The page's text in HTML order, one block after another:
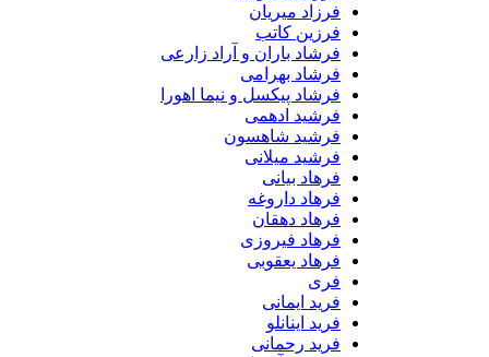
فرزاد میریان
فرزین کاتب
فرشاد باران و آراد زارعی
فرشاد بهرامی
فرشاد پیکسل و نیما اهورا
فرشید ادهمی
فرشید شاهسون
فرشید میلانی
فرهاد بیانی
فرهاد داروغه
فرهاد دهقان
فرهاد فیروزی
فرهاد یعقوبی
فری
فرید ایمانی
فرید اینانلو
فرید رحمانی